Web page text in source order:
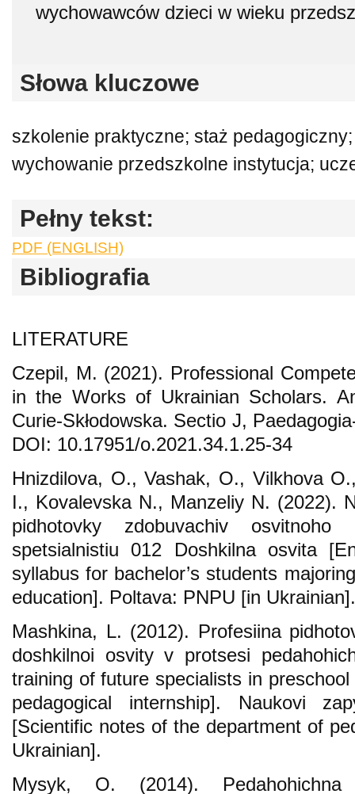
wychowawców dzieci w wieku
Słowa kluczowe
szkolenie praktyczne; staż
wychowanie przedszkolne instytucja;
Pełny tekst:
PDF (ENGLISH)
Bibliografia
LITERATURE
Czepil, M. (2021). Professional
in the Works of Ukrainian Scholars.
Curie-Skłodowska. Sectio J,
DOI: 10.17951/о.2021.34.1.25-34
Hnizdilova, O., Vashak, O., Vilkhova
I., Kovalevska N., Manzeliy N. (2022).
pidhotovky zdobuvachiv
spetsialnistiu 012 Doshkilna osvita
syllabus for bachelor’s students
education]. Poltava: PNPU [in Ukrainian].
Mashkina, L. (2012). Profesiina
doshkilnoi osvity v protsesi
training of future specialists in
pedagogical internship]. Naukovi
[Scientific notes of the department of
Ukrainian].
Mysyk, O. (2014).